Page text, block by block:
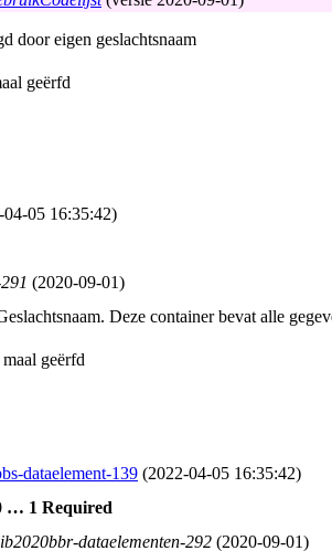
door eigen geslachtsnaam
geërfd
16:35:42)
(2020‑09‑01)
Deze container bevat alle
geërfd
dataelement-139 (2022‑04‑05 16:35:42)
… 1 Required
dataelementen-292 (2020‑09‑01)